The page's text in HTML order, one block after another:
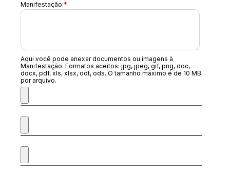
Manifestação:*
Aqui você pode anexar documentos ou imagens à
Manifestação. Formatos aceitos: jpg, jpeg, gif, png, doc,
docx, pdf, xls, xlsx, odt, ods. O tamanho máximo é de 10 MB
por arquivo.